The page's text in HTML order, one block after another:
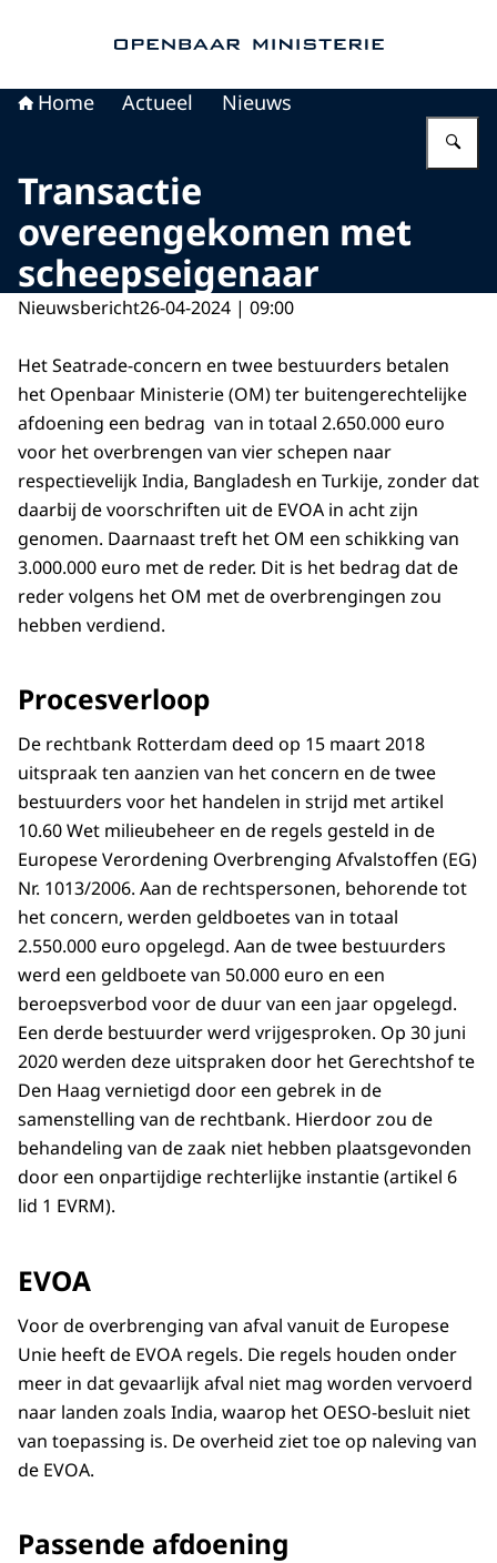
Home Actueel Nieuws
Transactie
overeengekomen met
scheepseigenaar
Nieuwsbericht26-04-2024 | 09:00
Het Seatrade-concern en twee bestuurders betalen
het Openbaar Ministerie (OM) ter buitengerechtelijke
afdoening een bedrag van in totaal 2.650.000 euro
voor het overbrengen van vier schepen naar
respectievelijk India, Bangladesh en Turkije, zonder dat
daarbij de voorschriften uit de EVOA in acht zijn
genomen. Daarnaast treft het OM een schikking van
3.000.000 euro met de reder. Dit is het bedrag dat de
reder volgens het OM met de overbrengingen zou
hebben verdiend.
Procesverloop
De rechtbank Rotterdam deed op 15 maart 2018
uitspraak ten aanzien van het concern en de twee
bestuurders voor het handelen in strijd met artikel
10.60 Wet milieubeheer en de regels gesteld in de
Europese Verordening Overbrenging Afvalstoffen (EG)
Nr. 1013/2006. Aan de rechtspersonen, behorende tot
het concern, werden geldboetes van in totaal
2.550.000 euro opgelegd. Aan de twee bestuurders
werd een geldboete van 50.000 euro en een
beroepsverbod voor de duur van een jaar opgelegd.
Een derde bestuurder werd vrijgesproken. Op 30 juni
2020 werden deze uitspraken door het Gerechtshof te
Den Haag vernietigd door een gebrek in de
samenstelling van de rechtbank. Hierdoor zou de
behandeling van de zaak niet hebben plaatsgevonden
door een onpartijdige rechterlijke instantie (artikel 6
lid 1 EVRM).
EVOA
Voor de overbrenging van afval vanuit de Europese
Unie heeft de EVOA regels. Die regels houden onder
meer in dat gevaarlijk afval niet mag worden vervoerd
naar landen zoals India, waarop het OESO-besluit niet
van toepassing is. De overheid ziet toe op naleving van
de EVOA.
Passende afdoening